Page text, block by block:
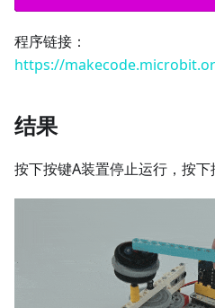
程序链接：
https://
结果
按下按键A装置停止运行，按下